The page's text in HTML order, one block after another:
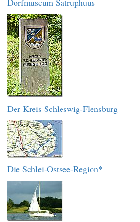
Dorfmuseum Satruphuus
Der Kreis Schleswig-Flensburg
Die Schlei-Ostsee-Region*